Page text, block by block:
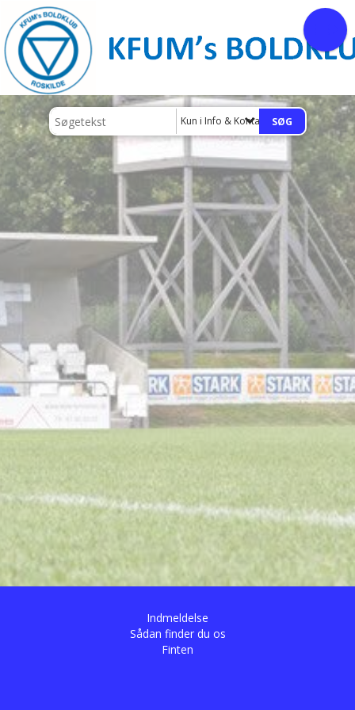
Kun i Info & Kontakt
Indmeldelse
Sådan finder du os
Finten